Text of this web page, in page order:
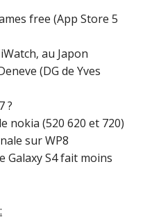
free (App Store 5
au Japon
(DG de Yves
?
nokia (520 620 et 720)
sur WP8
Galaxy S4 fait moins